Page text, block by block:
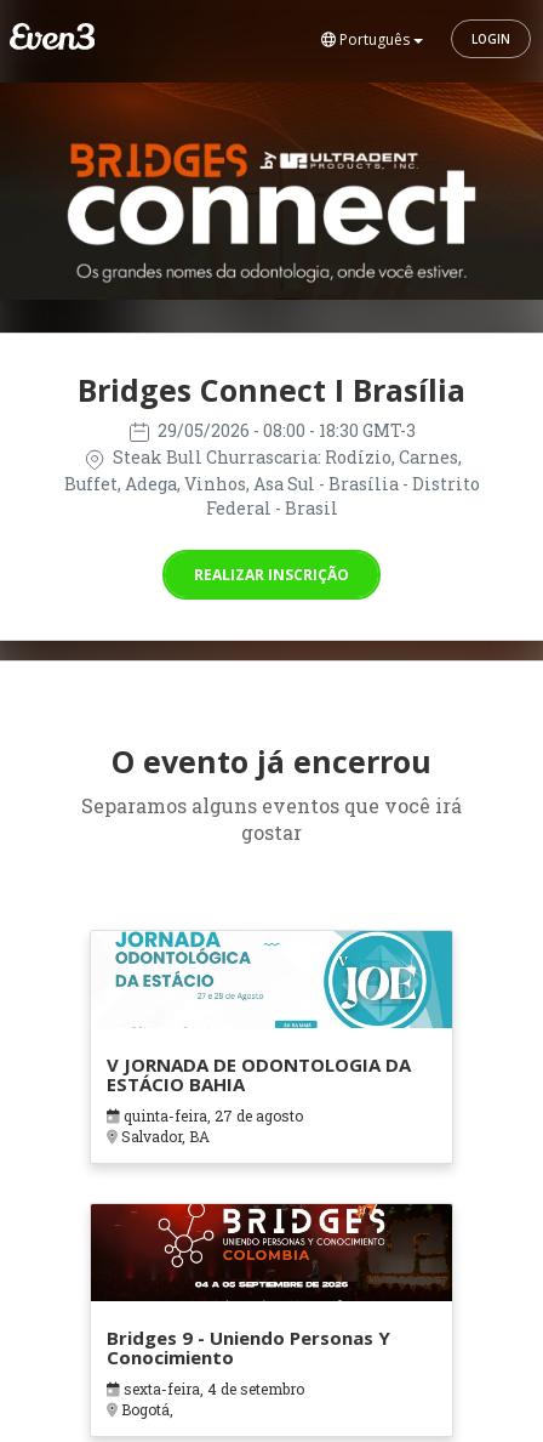
Português LOGIN
Bridges Connect I Brasília
29/05/2026 - 08:00 - 18:30 GMT-3
Steak Bull Churrascaria: Rodízio, Carnes,
Buffet, Adega, Vinhos, Asa Sul - Brasília - Distrito
Federal - Brasil
REALIZAR INSCRIÇÃO
O evento já encerrou
Separamos alguns eventos que você irá
gostar
V JORNADA DE ODONTOLOGIA DA
ESTÁCIO BAHIA
quinta-feira, 27 de agosto
Salvador, BA
Bridges 9 - Uniendo Personas Y
Conocimiento
sexta-feira, 4 de setembro
Bogotá,